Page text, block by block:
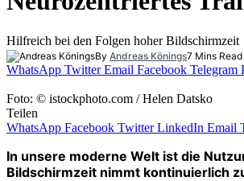
Hilfreich bei den Folgen hoher Bildschirmzeit
By Andreas Könings7 Mins Read
WhatsApp Twitter Email Facebook Telegram
Foto: © istockphoto.com / Helen Datsko
Teilen
WhatsApp Facebook Twitter LinkedIn Email
In unsere moderne Welt ist die
Bildschirmzeit nimmt kontinuierlich